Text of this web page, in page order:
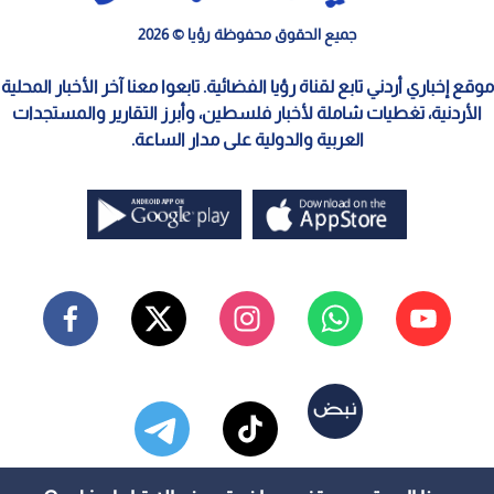
جميع الحقوق محفوظة رؤيا © 2026
موقع إخباري أردني تابع لقناة رؤيا الفضائية. تابعوا معنا آخر الأخبار المحلية
الأردنية، تغطيات شاملة لأخبار فلسطين، وأبرز التقارير والمستجدات
العربية والدولية على مدار الساعة.